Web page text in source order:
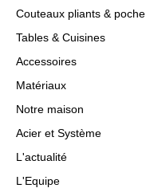
Couteaux pliants & poche
Tables & Cuisines
Accessoires
Matériaux
Notre maison
Acier et Système
L'actualité
L'Equipe